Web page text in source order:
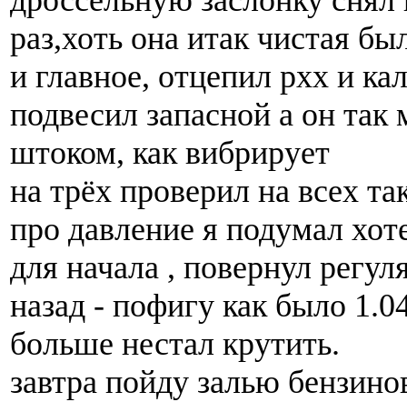
раз,хоть она итак чистая
и главное, отцепил рхх и
подвесил запасной а он так
штоком, как вибрирует
на трёх проверил на всех
про давление я подумал
для начала , повернул
назад - пофигу как было
больше нестал крутить.
завтра пойду залью